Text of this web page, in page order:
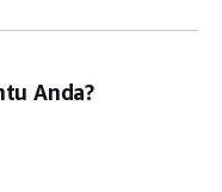
Anda?